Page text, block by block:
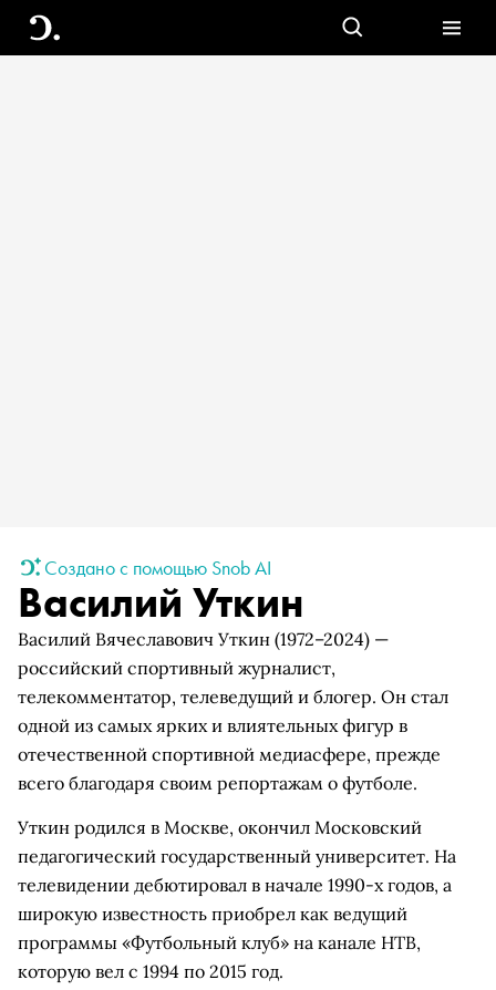
Создано с помощью Snob AI
Василий Уткин
Василий Вячеславович Уткин (1972–2024) —
российский спортивный журналист,
телекомментатор, телеведущий и блогер. Он стал
одной из самых ярких и влиятельных фигур в
отечественной спортивной медиасфере, прежде
всего благодаря своим репортажам о футболе.
Уткин родился в Москве, окончил Московский
педагогический государственный университет. На
телевидении дебютировал в начале 1990-х годов, а
широкую известность приобрел как ведущий
программы «Футбольный клуб» на канале НТВ,
которую вел с 1994 по 2015 год.